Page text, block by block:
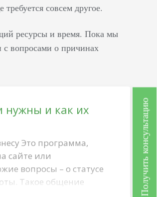
совсем другое.
ресурсы и время. Пока мы
с вопросами о причинах
нужны и как их
Это программа,
сайте или
вопросы – о статусе
Такое общение
Получить консультацию